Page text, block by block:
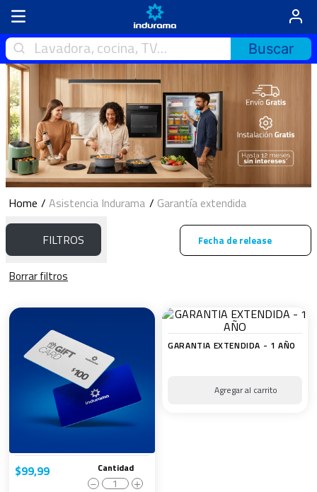
Lavadora, cocina, TV…
Asistencia Indurama Garantía extendida
FILTROS Fecha de release
$99,99 Cantidad
＋
－
GARANTIA EXTENDIDA - 1 AÑO